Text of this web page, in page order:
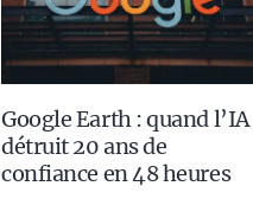
Google Earth : quand l’IA
détruit 20 ans de
confiance en 48 heures